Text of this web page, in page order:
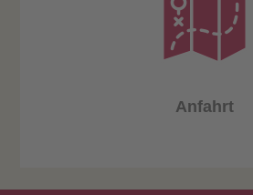
Anfahrt